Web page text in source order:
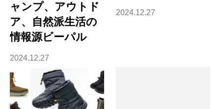
ャンプ、アウトド
ア、自然派生活の
情報源ビーパル
2024.12.27
2024.12.27